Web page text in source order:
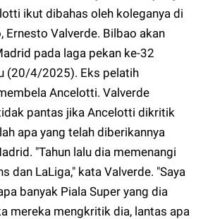
ikut dibahas oleh koleganya di
Ernesto Valverde. Bilbao akan
pada laga pekan ke-32
(20/4/2025). Eks pelatih
Ancelotti. Valverde
pantas jika Ancelotti dikritik
apa yang telah diberikannya
"Tahun lalu dia memenangi
dan LaLiga," kata Valverde. "Saya
banyak Piala Super yang dia
mereka mengkritik dia, lantas apa